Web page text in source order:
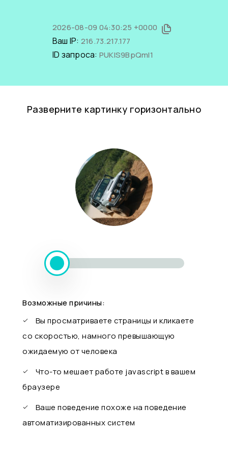
2026-08-09 04:30:25 +0000
Ваш IP: 216.73.217.177
ID запроса: PUKIS9BpQmI1
Разверните картинку горизонтально
Возможные причины:
Вы просматриваете страницы и кликаете
со скоростью, намного превышающую
ожидаемую от человека
Что-то мешает работе javascript в вашем
браузере
Ваше поведение похоже на поведение
автоматизированных систем